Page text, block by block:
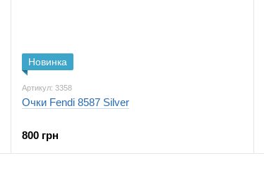
Новинка
Артикул: 3358
Очки Fendi 8587 Silver
800 грн